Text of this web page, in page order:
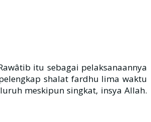
itu sebagai pelaksanaannya
shalat fardhu lima waktu
meskipun singkat, insya Allah.